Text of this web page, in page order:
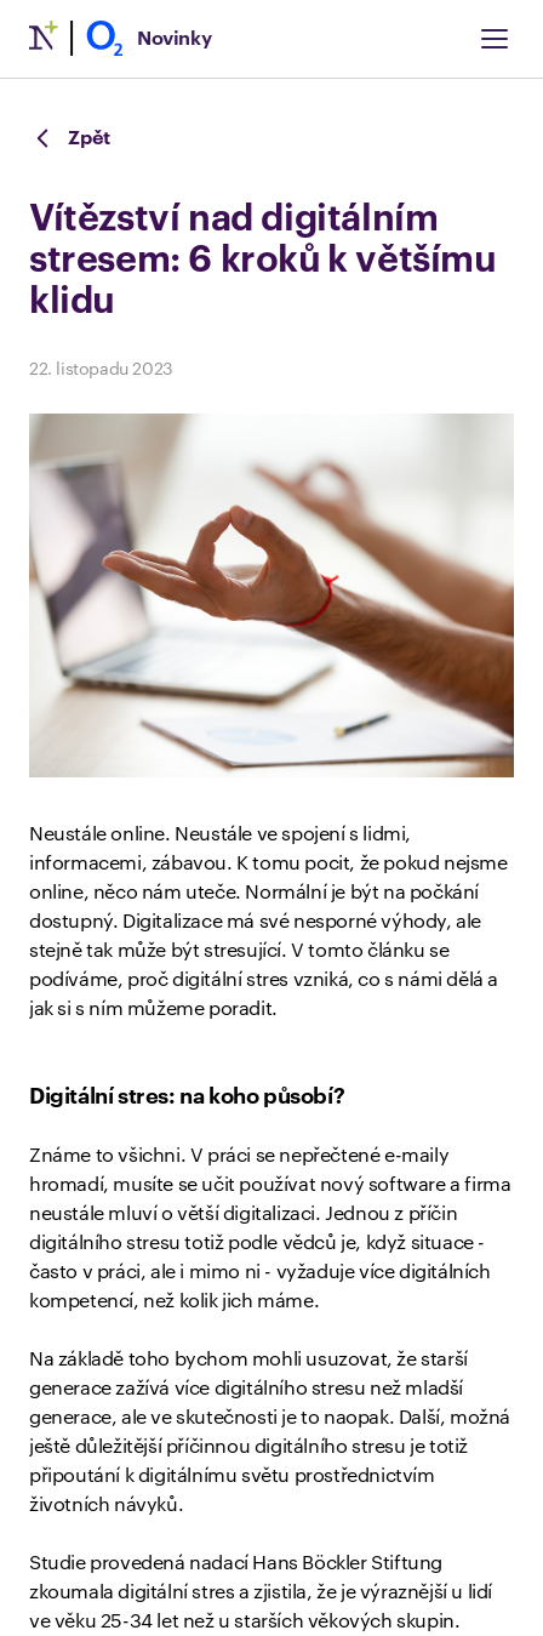
Novinky
Zpět
22. listopadu 2023
Vítězství nad digitálním
stresem: 6 kroků k většímu
klidu
Neustále online. Neustále ve spojení s lidmi,
informacemi, zábavou. K tomu pocit, že pokud nejsme
online, něco nám uteče. Normální je být na počkání
dostupný. Digitalizace má své nesporné výhody, ale
stejně tak může být stresující. V tomto článku se
podíváme, proč digitální stres vzniká, co s námi dělá a
jak si s ním můžeme poradit.
Digitální stres: na koho působí?
Známe to všichni. V práci se nepřečtené e-maily
hromadí, musíte se učit používat nový software a firma
neustále mluví o větší digitalizaci. Jednou z příčin
digitálního stresu totiž podle vědců je, když situace -
často v práci, ale i mimo ni - vyžaduje více digitálních
kompetencí, než kolik jich máme.
Na základě toho bychom mohli usuzovat, že starší
generace zažívá více digitálního stresu než mladší
generace, ale ve skutečnosti je to naopak. Další, možná
ještě důležitější příčinnou digitálního stresu je totiž
připoutání k digitálnímu světu prostřednictvím
životních návyků.
Studie provedená nadací Hans Böckler Stiftung
zkoumala digitální stres a zjistila, že je výraznější u lidí
ve věku 25-34 let než u starších věkových skupin.